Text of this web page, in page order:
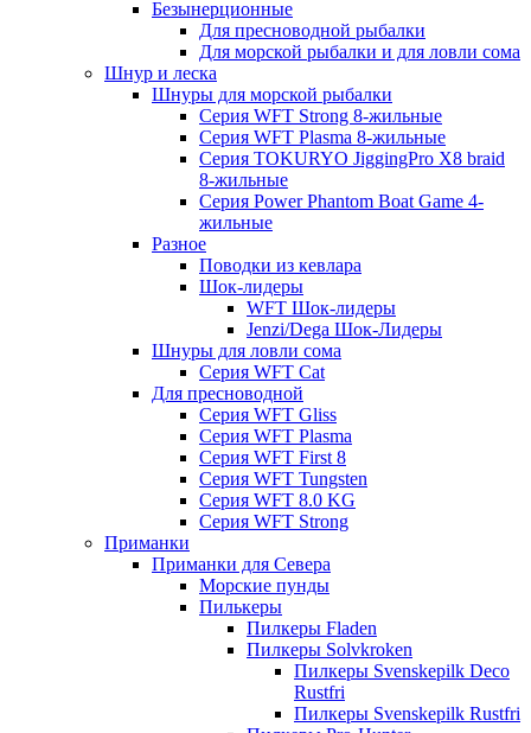
Безынерционные
Для пресноводной рыбалки
Для морской рыбалки и для ловли сома
Шнур и леска
Шнуры для морской рыбалки
Серия WFT Strong 8-жильные
Серия WFT Plasma 8-жильные
Серия TOKURYO JiggingPro X8 braid
8-жильные
Серия Power Phantom Boat Game 4-
жильные
Разное
Поводки из кевлара
Шок-лидеры
WFT Шок-лидеры
Jenzi/Dega Шок-Лидеры
Шнуры для ловли сома
Серия WFT Cat
Для пресноводной
Серия WFT Gliss
Серия WFT Plasma
Серия WFT First 8
Серия WFT Tungsten
Серия WFT 8.0 KG
Серия WFT Strong
Приманки
Приманки для Севера
Морские пунды
Пилькеры
Пилкеры Fladen
Пилкеры Solvkroken
Пилкеры Svenskepilk Deco
Rustfri
Пилкеры Svenskepilk Rustfri